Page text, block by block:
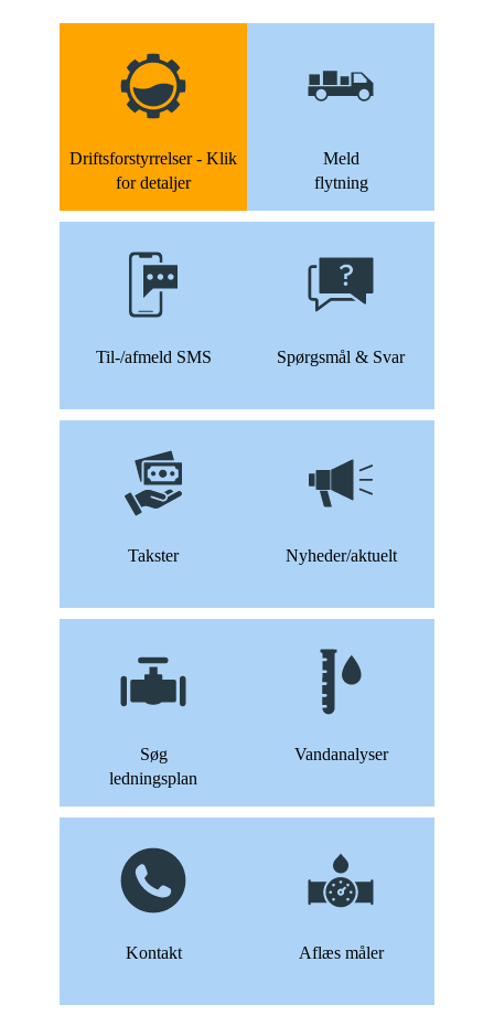
Driftsforstyrrelser - Klik
for detaljer
Meld
flytning
Til-/afmeld SMS Spørgsmål & Svar
Takster Nyheder/aktuelt
Søg
ledningsplan
Vandanalyser
Kontakt Aflæs måler